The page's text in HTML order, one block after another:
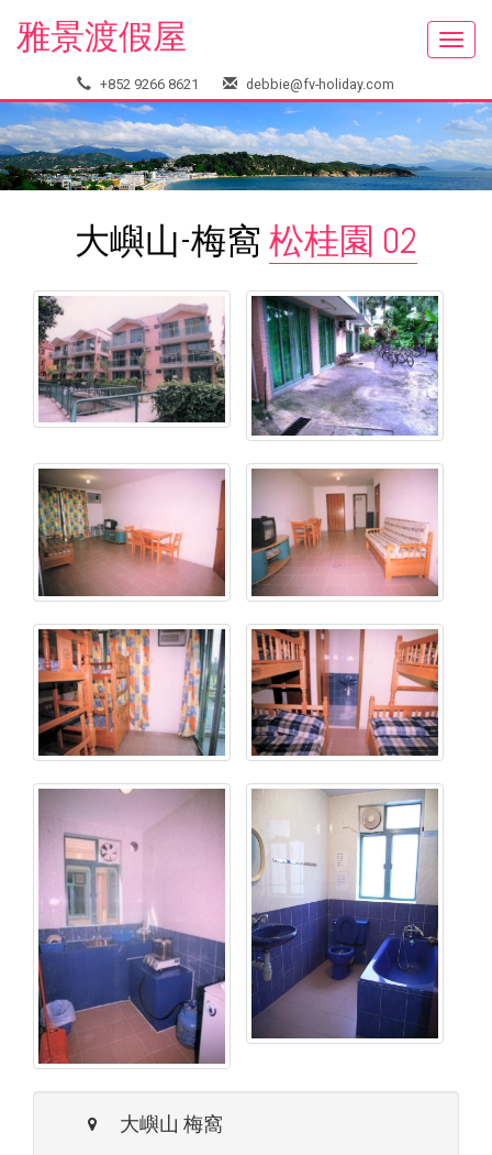
雅景渡假屋
+852 9266 8621 debbie@fv-holiday.com
大嶼山-梅窩 松桂園 02
大嶼山 梅窩